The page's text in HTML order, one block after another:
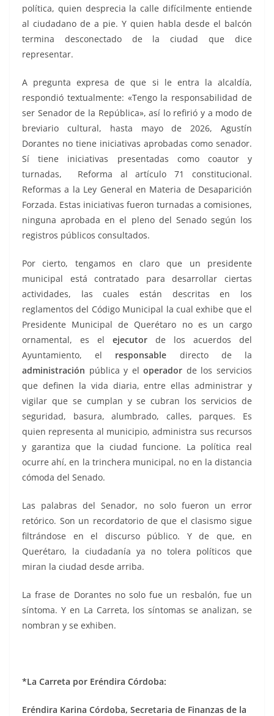
política, quien desprecia la calle difícilmente entiende
al ciudadano de a pie. Y quien habla desde el balcón
termina desconectado de la ciudad que dice
representar.
A pregunta expresa de que si le entra la alcaldía,
respondió textualmente: «Tengo la responsabilidad de
ser Senador de la República», así lo refirió y a modo de
breviario cultural, hasta mayo de 2026, Agustín
Dorantes no tiene iniciativas aprobadas como senador.
Sí tiene iniciativas presentadas como coautor y
turnadas, Reforma al artículo 71 constitucional.
Reformas a la Ley General en Materia de Desaparición
Forzada. Estas iniciativas fueron turnadas a comisiones,
ninguna aprobada en el pleno del Senado según los
registros públicos consultados.
Por cierto, tengamos en claro que un presidente
municipal está contratado para desarrollar ciertas
actividades, las cuales están descritas en los
reglamentos del Código Municipal la cual exhibe que el
Presidente Municipal de Querétaro no es un cargo
ornamental, es el ejecutor de los acuerdos del
Ayuntamiento, el responsable directo de la
administración pública y eloperador de los servicios
que definen la vida diaria, entre ellas administrar y
vigilar que se cumplan y se cubran los servicios de
seguridad, basura, alumbrado, calles, parques. Es
quien representa al municipio, administra sus recursos
y garantiza que la ciudad funcione. La política real
ocurre ahí, en la trinchera municipal, no en la distancia
cómoda del Senado.
Las palabras del Senador, no solo fueron un error
retórico. Son un recordatorio de que el clasismo sigue
filtrándose en el discurso público. Y de que, en
Querétaro, la ciudadanía ya no tolera políticos que
miran la ciudad desde arriba.
La frase de Dorantes no solo fue un resbalón, fue un
síntoma. Y en La Carreta, los síntomas se analizan, se
nombran y se exhiben.
*La Carreta por Eréndira Córdoba:
Eréndira Karina Córdoba, Secretaria de Finanzas de la